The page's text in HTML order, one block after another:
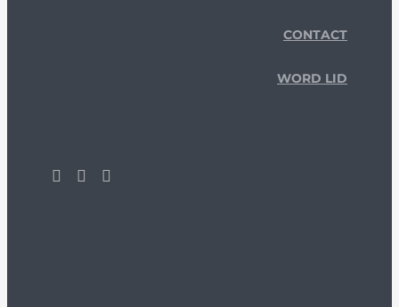
CONTACT
WORD LID